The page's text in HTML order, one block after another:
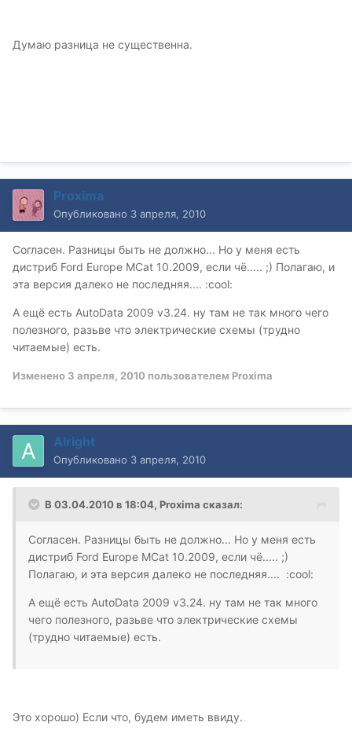
Думаю разница не существенна.
Proxima
Опубликовано 3 апреля, 2010
Согласен. Разницы быть не должно... Но у меня есть
дистриб Ford Europe MCat 10.2009, если чё..... ;) Полагаю, и
эта версия далеко не последняя.... :cool:
А ещё есть AutoData 2009 v3.24. ну там не так много чего
полезного, разьве что электрические схемы (трудно
читаемые) есть.
Изменено 3 апреля, 2010 пользователем Proxima
Alright
Опубликовано 3 апреля, 2010
В 03.04.2010 в 18:04, Proxima сказал:
Согласен. Разницы быть не должно... Но у меня есть
дистриб Ford Europe MCat 10.2009, если чё..... ;)
Полагаю, и эта версия далеко не последняя.... :cool:
А ещё есть AutoData 2009 v3.24. ну там не так много
чего полезного, разьве что электрические схемы
(трудно читаемые) есть.
Это хорошо) Если что, будем иметь ввиду.